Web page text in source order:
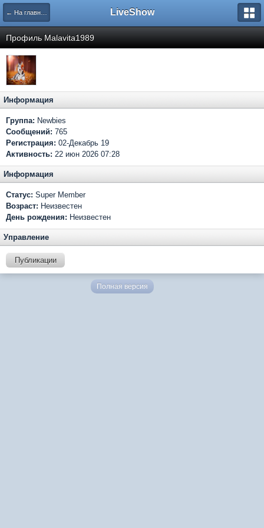
← На главную LiveShow
Профиль Malavita1989
Информация
Группа: Newbies
Сообщений: 765
Регистрация: 02-Декабрь 19
Активность: 22 июн 2026 07:28
Информация
Статус: Super Member
Возраст: Неизвестен
День рождения: Неизвестен
Управление
Публикации
Полная версия